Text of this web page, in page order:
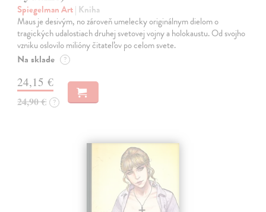
Spiegelman Art| Kniha
Maus je desivým, no zároveň umelecky originálnym dielom o
tragických udalostiach druhej svetovej vojny a holokaustu. Od svojho
vzniku oslovilo milióny čitateľov po celom svete.
Na sklade ?
24,15 €
24,90 € ?